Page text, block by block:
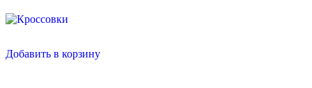
Добавить в корзину